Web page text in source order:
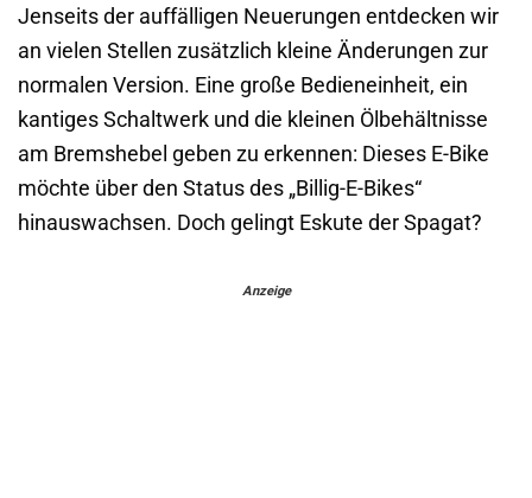
Jenseits der auffälligen Neuerungen entdecken wir
an vielen Stellen zusätzlich kleine Änderungen zur
normalen Version. Eine große Bedieneinheit, ein
kantiges Schaltwerk und die kleinen Ölbehältnisse
am Bremshebel geben zu erkennen: Dieses E-Bike
möchte über den Status des „Billig-E-Bikes“
hinauswachsen. Doch gelingt Eskute der Spagat?
Anzeige